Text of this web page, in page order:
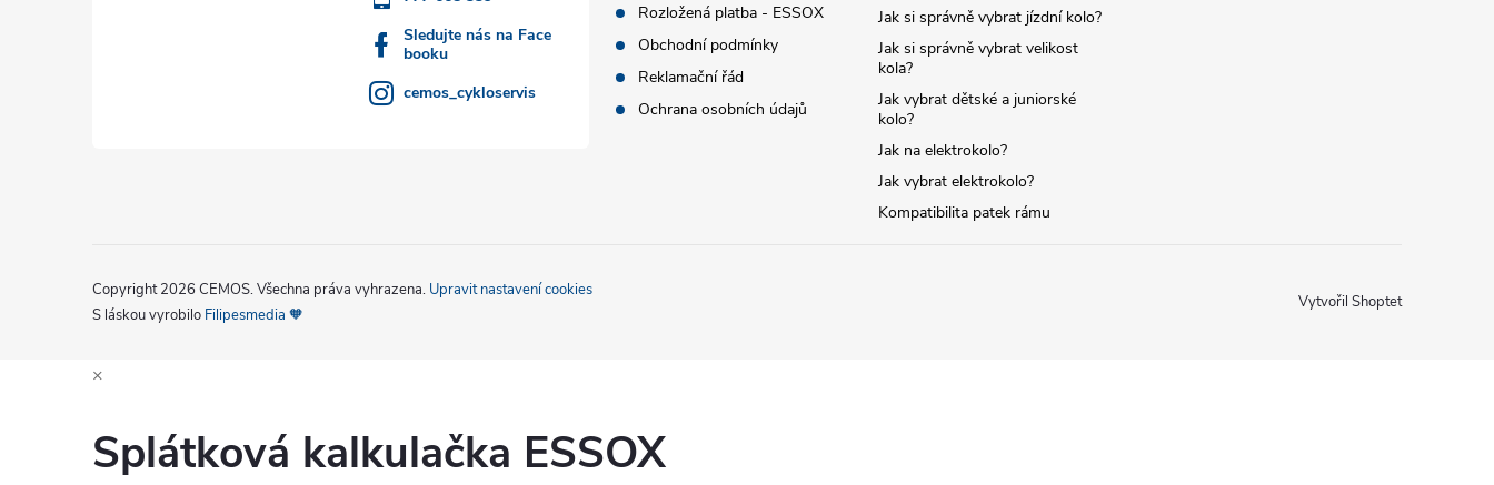
Sledujte nás na Face
booku
cemos_cykloservis
Rozložená platba - ESSOX
Obchodní podmínky
Reklamační řád
Ochrana osobních údajů
Jak si správně vybrat jízdní kolo?
Jak si správně vybrat velikost
kola?
Jak vybrat dětské a juniorské
kolo?
Jak na elektrokolo?
Jak vybrat elektrokolo?
Kompatibilita patek rámu
Vytvořil Shoptet
Copyright 2026 CEMOS. Všechna práva vyhrazena. Upravit nastavení cookies
S láskou vyrobilo Filipesmedia 🧡
×
Splátková kalkulačka ESSOX